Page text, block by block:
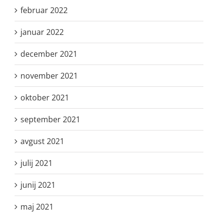
februar 2022
januar 2022
december 2021
november 2021
oktober 2021
september 2021
avgust 2021
julij 2021
junij 2021
maj 2021